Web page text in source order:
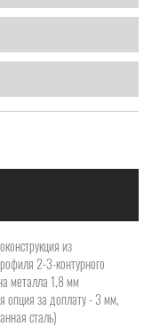
из
2-3-контурного
металла 1,8 мм
опция за доплату - 3 мм,
сталь)